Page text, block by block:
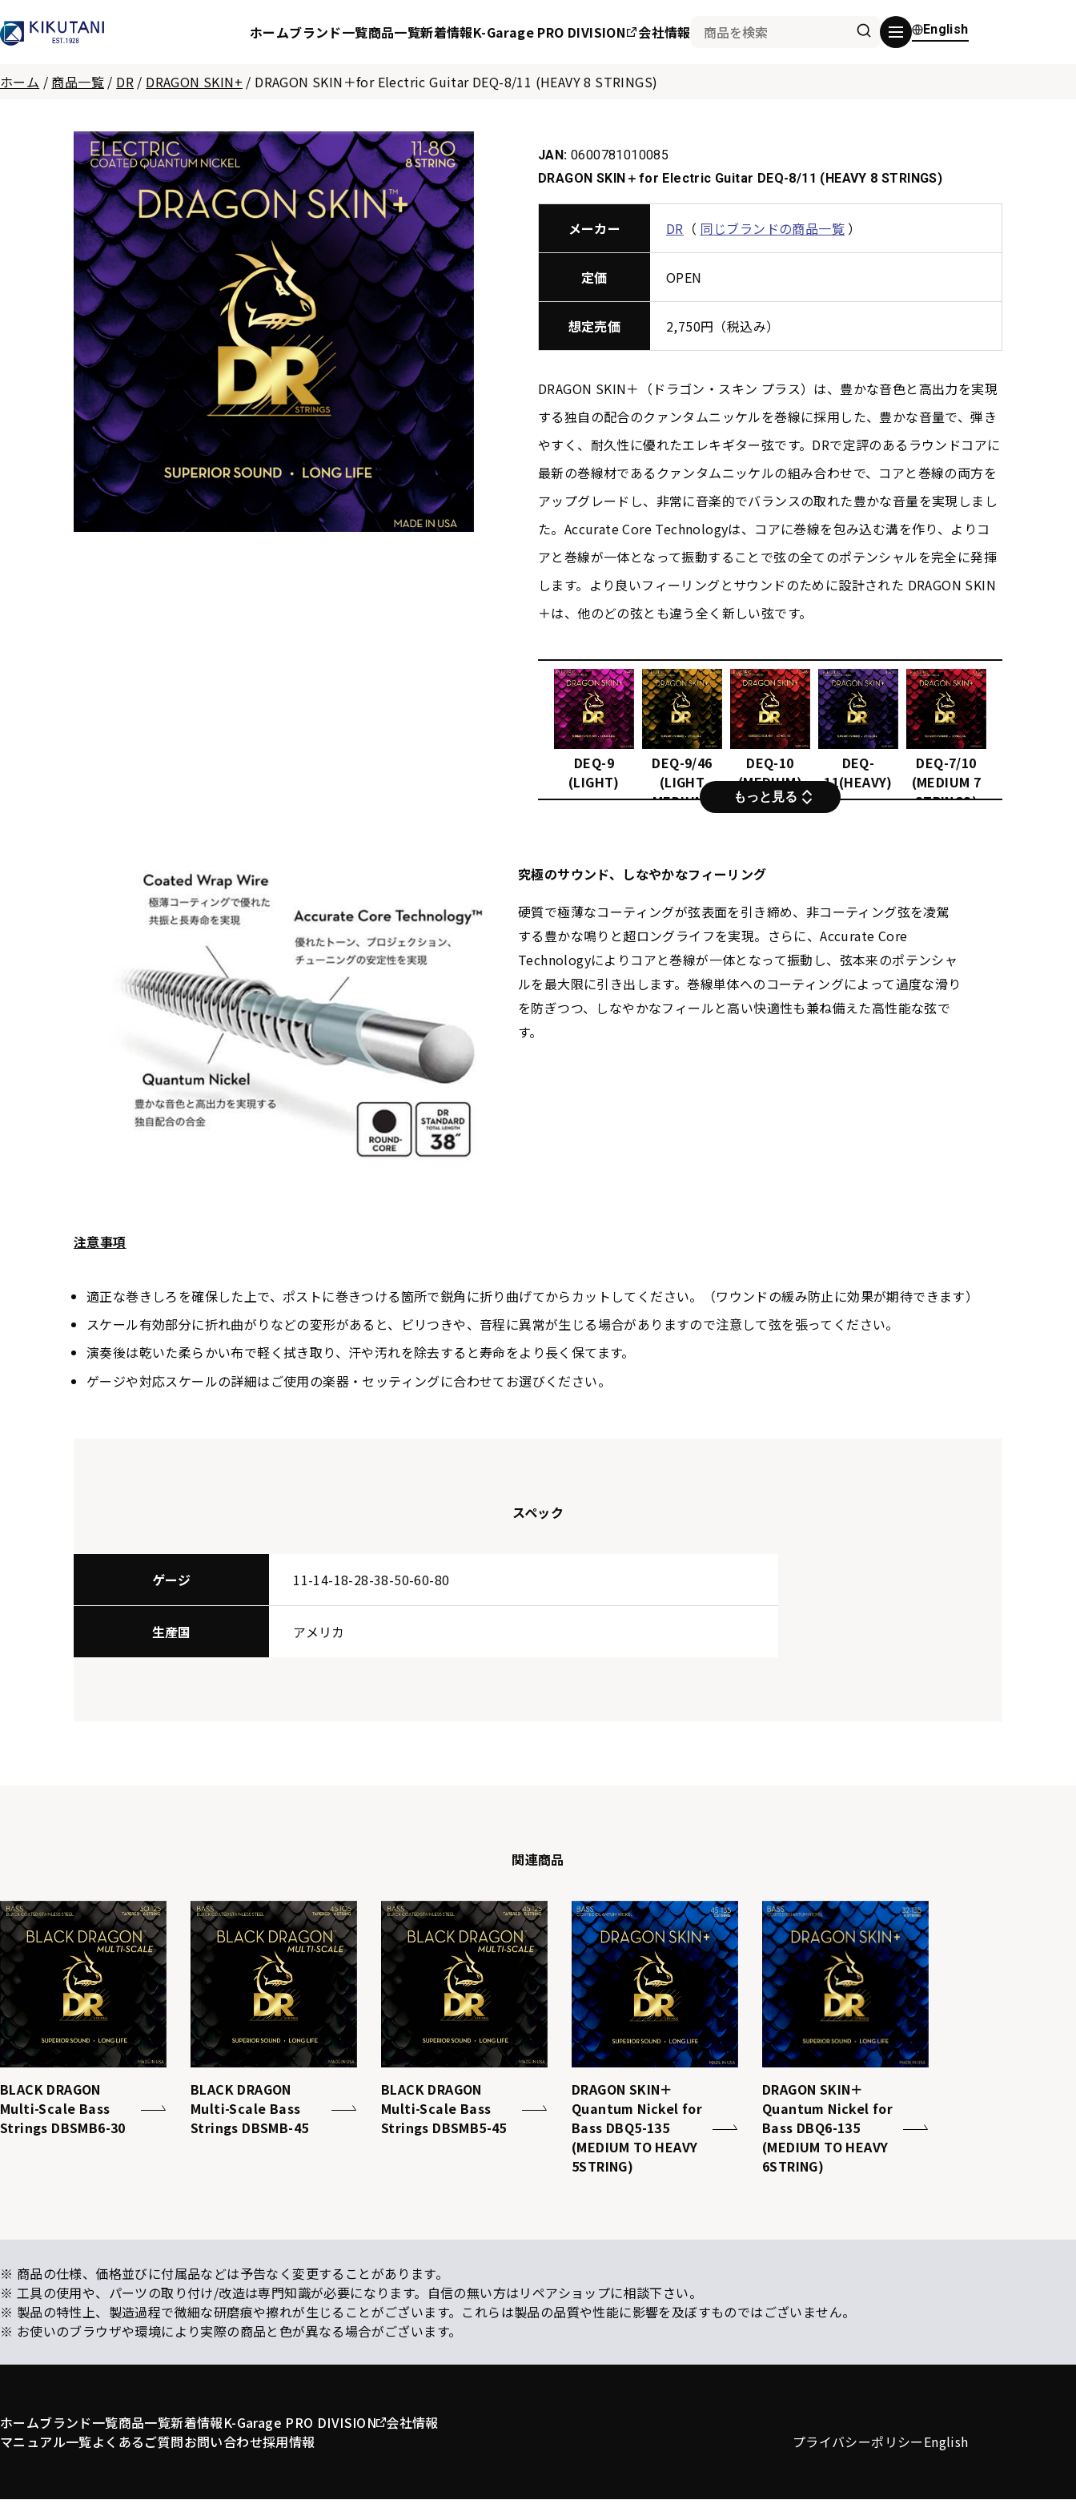
ホームブランド一覧商品一覧新着情報K-Garage PRO DIVISION 会社情報 English
ホーム / 商品一覧 / DR / DRAGON SKIN+ / DRAGON SKIN＋for Electric Guitar DEQ-8/11 (HEAVY 8 STRINGS)
JAN: 0600781010085
DRAGON SKIN＋for Electric Guitar DEQ-8/11 (HEAVY 8 STRINGS)
メーカー DR （ 同じブランドの商品一覧 ）
定価 OPEN
想定売価 2,750円（税込み）
DRAGON SKIN＋（ドラゴン・スキン プラス）は、豊かな音色と高出力を実現
する独自の配合のクァンタムニッケルを巻線に採用した、豊かな音量で、弾き
やすく、耐久性に優れたエレキギター弦です。DRで定評のあるラウンドコアに
最新の巻線材であるクァンタムニッケルの組み合わせで、コアと巻線の両方を
アップグレードし、非常に音楽的でバランスの取れた豊かな音量を実現しまし
た。Accurate Core Technologyは、コアに巻線を包み込む溝を作り、よりコ
アと巻線が一体となって振動することで弦の全てのポテンシャルを完全に発揮
します。より良いフィーリングとサウンドのために設計された DRAGON SKIN
＋は、他のどの弦とも違う全く新しい弦です。
もっと見る
DEQ-9
(LIGHT)
DEQ-9/46
(LIGHT
MEDIUM)
DEQ-10
(MEDIUM)
DEQ-
11(HEAVY)
DEQ-7/10
(MEDIUM 7
STRINGS)
究極のサウンド、しなやかなフィーリング
硬質で極薄なコーティングが弦表面を引き締め、非コーティング弦を凌駕
する豊かな鳴りと超ロングライフを実現。さらに、Accurate Core
Technologyによりコアと巻線が一体となって振動し、弦本来のポテンシャ
ルを最大限に引き出します。巻線単体へのコーティングによって過度な滑り
を防ぎつつ、しなやかなフィールと高い快適性も兼ね備えた高性能な弦で
す。
注意事項
適正な巻きしろを確保した上で、ポストに巻きつける箇所で鋭角に折り曲げてからカットしてください。（ワウンドの緩み防止に効果が期待できます）
スケール有効部分に折れ曲がりなどの変形があると、ビリつきや、音程に異常が生じる場合がありますので注意して弦を張ってください。
演奏後は乾いた柔らかい布で軽く拭き取り、汗や汚れを除去すると寿命をより長く保てます。
ゲージや対応スケールの詳細はご使用の楽器・セッティングに合わせてお選びください。
スペック
ゲージ 11-14-18-28-38-50-60-80
生産国 アメリカ
関連商品
BLACK DRAGON
Multi-Scale Bass
Strings DBSMB6-30
BLACK DRAGON
Multi-Scale Bass
Strings DBSMB-45
BLACK DRAGON
Multi-Scale Bass
Strings DBSMB5-45
DRAGON SKIN＋
Quantum Nickel for
Bass DBQ5-135
(MEDIUM TO HEAVY
5STRING)
DRAGON SKIN＋
Quantum Nickel for
Bass DBQ6-135
(MEDIUM TO HEAVY
6STRING)
※ 商品の仕様、価格並びに付属品などは予告なく変更することがあります。
※ 工具の使用や、パーツの取り付け/改造は専門知識が必要になります。自信の無い方はリペアショップに相談下さい。
※ 製品の特性上、製造過程で微細な研磨痕や擦れが生じることがございます。これらは製品の品質や性能に影響を及ぼすものではございません。
※ お使いのブラウザや環境により実際の商品と色が異なる場合がございます。
ホームブランド一覧商品一覧新着情報K-Garage PRO DIVISION 会社情報
マニュアル一覧よくあるご質問お問い合わせ採用情報 プライバシーポリシーEnglish